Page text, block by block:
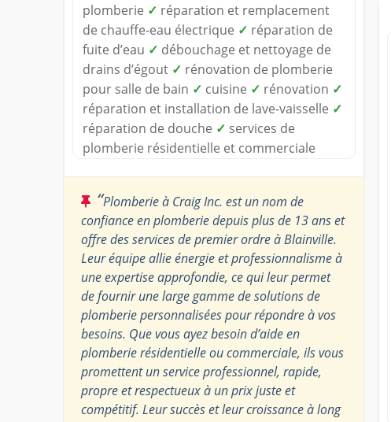
plomberie ✓ réparation et remplacement
de chauffe-eau électrique ✓ réparation de
fuite d’eau ✓ débouchage et nettoyage de
drains d’égout ✓ rénovation de plomberie
pour salle de bain ✓ cuisine ✓ rénovation ✓
réparation et installation de lave-vaisselle ✓
réparation de douche ✓ services de
plomberie résidentielle et commerciale
“Plomberie à Craig Inc. est un nom de
confiance en plomberie depuis plus de 13 ans et
offre des services de premier ordre à Blainville.
Leur équipe allie énergie et professionnalisme à
une expertise approfondie, ce qui leur permet
de fournir une large gamme de solutions de
plomberie personnalisées pour répondre à vos
besoins. Que vous ayez besoin d’aide en
plomberie résidentielle ou commerciale, ils vous
promettent un service professionnel, rapide,
propre et respectueux à un prix juste et
compétitif. Leur succès et leur croissance à long